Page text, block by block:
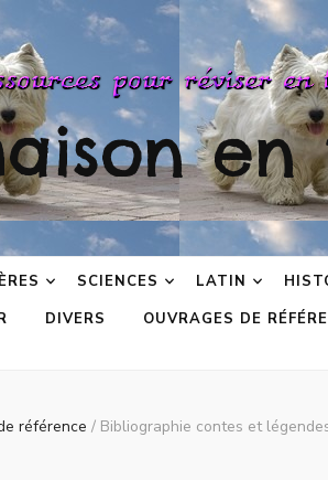
en
SCIENCES LATIN
DIVERS OUVRAGES DE
référence / Bibliographie contes et